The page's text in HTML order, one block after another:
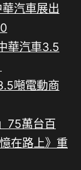
汽車展出
華汽車3.5
噸電動商
75萬台百
在路上》重